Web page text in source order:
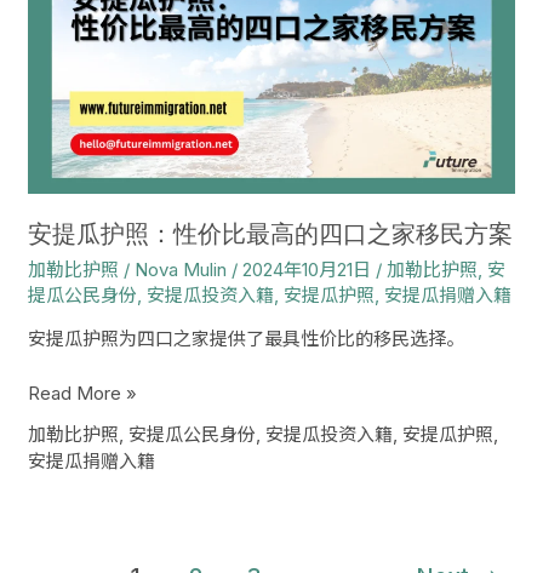
安提瓜护照：性价比最高的四口之家移民方案
加勒比护照 / Nova Mulin /2024年10月21日 /加勒比护照, 安
提瓜公民身份, 安提瓜投资入籍, 安提瓜护照, 安提瓜捐赠入籍
安提瓜护照为四口之家提供了最具性价比的移民选择。
的
四
口
之
家
移
方
Read More »
加勒比护照 安提瓜公民身份 安提瓜投资入籍 安提瓜护照
安提瓜捐赠入籍